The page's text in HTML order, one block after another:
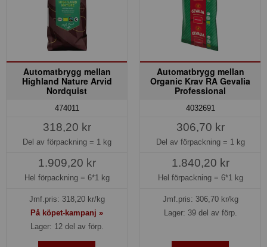
Automatbrygg mellan
Highland Nature Arvid
Nordquist
474011
318,20 kr
Del av förpackning = 1 kg
1.909,20 kr
Hel förpackning = 6*1 kg
Jmf.pris: 318,20kr/kg
På köpet-kampanj »
Lager: 12 del av förp.
Automatbrygg mellan
Organic Krav RA Gevalia
Professional
4032691
306,70 kr
Del av förpackning = 1 kg
1.840,20 kr
Hel förpackning = 6*1 kg
Jmf.pris: 306,70kr/kg
Lager: 39 del av förp.